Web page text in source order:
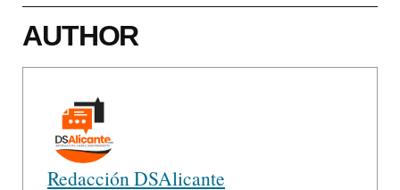
AUTHOR
Redacción DSAlicante